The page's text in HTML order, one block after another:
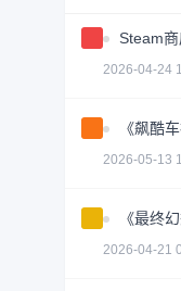
Steam
2026-04-24
《飙酷
2026-05-13
《最终
2026-04-21